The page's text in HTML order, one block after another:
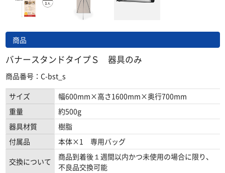
商品
バナースタンドタイプＳ 器具のみ
商品番号：C-bst_s
サイズ
幅600mm×高さ1600mm×奥行700mm
重量
約500g
器具材質
樹脂
付属品
本体×1 専用バッグ
交換について
商品到着後１週間以内かつ未使用の場合に限り、
不良品交換可能